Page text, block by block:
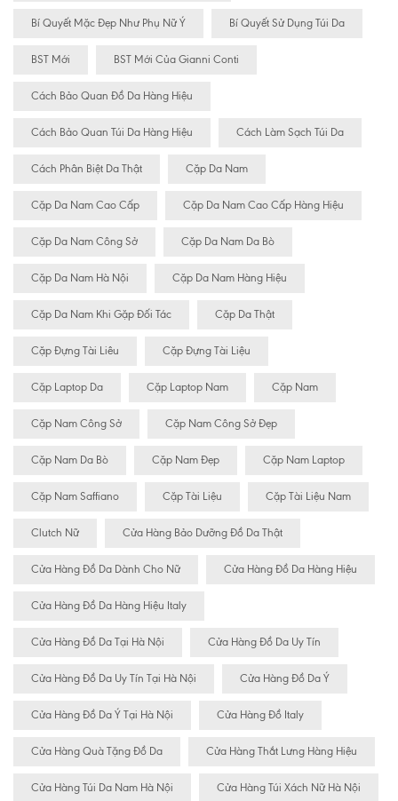
Bí Quyết Mặc Đẹp Như Phụ Nữ Ý Bí Quyết Sử Dụng Túi Da
BST Mới BST Mới Của Gianni Conti
Cách Bảo Quan Đồ Da Hàng Hiệu
Cách Bảo Quan Túi Da Hàng Hiệu Cách Làm Sạch Túi Da
Cách Phân Biệt Da Thật Cặp Da Nam
Cặp Da Nam Cao Cấp Cặp Da Nam Cao Cấp Hàng Hiệu
Cặp Da Nam Công Sở Cặp Da Nam Da Bò
Cặp Da Nam Hà Nội Cặp Da Nam Hàng Hiệu
Cặp Da Nam Khi Gặp Đối Tác Cặp Da Thật
Cặp Đựng Tài Liêu Cặp Đựng Tài Liệu
Cặp Laptop Da Cặp Laptop Nam Cặp Nam
Cặp Nam Công Sở Cặp Nam Công Sở Đẹp
Cặp Nam Da Bò Cặp Nam Đẹp Cặp Nam Laptop
Cặp Nam Saffiano Cặp Tài Liệu Cặp Tài Liệu Nam
Clutch Nữ Cửa Hàng Bảo Dưỡng Đồ Da Thật
Cửa Hàng Đồ Da Dành Cho Nữ Cửa Hàng Đồ Da Hàng Hiệu
Cửa Hàng Đồ Da Hàng Hiệu Italy
Cửa Hàng Đồ Da Tại Hà Nội Cửa Hàng Đồ Da Uy Tín
Cửa Hàng Đồ Da Uy Tín Tại Hà Nội Cửa Hàng Đồ Da Ý
Cửa Hàng Đồ Da Ý Tại Hà Nội Cửa Hàng Đồ Italy
Cửa Hàng Quà Tặng Đồ Da Cửa Hàng Thắt Lưng Hàng Hiệu
Cửa Hàng Túi Da Nam Hà Nội Cửa Hàng Túi Xách Nữ Hà Nội